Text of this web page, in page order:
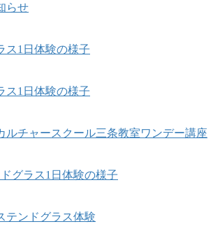
らせ
ス1日体験の様子
ス1日体験の様子
ルチャースクール三条教室ワンデー講座
グラス1日体験の様子
テンドグラス体験